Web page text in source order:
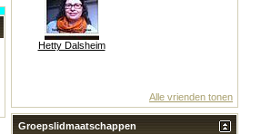
Hetty Dalsheim
Alle vrienden tonen
Groepslidmaatschappen